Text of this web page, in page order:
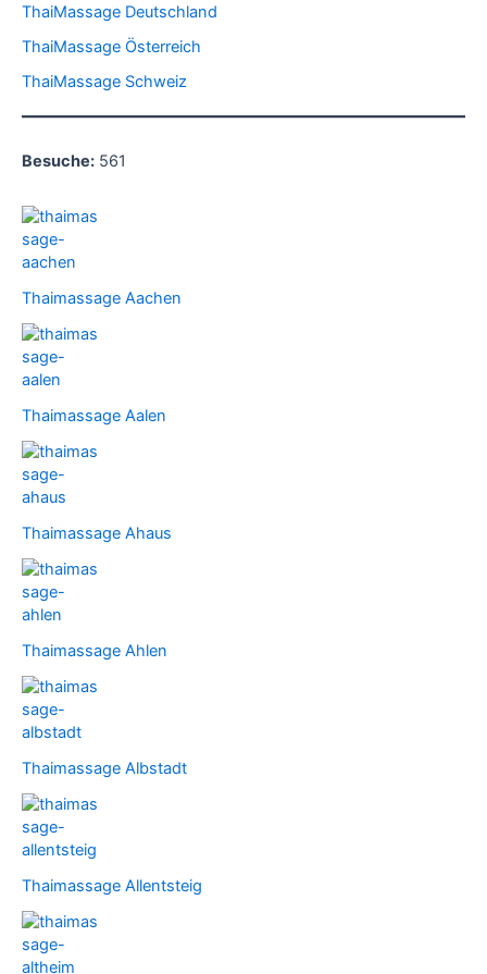
ThaiMassage Deutschland
ThaiMassage Österreich
ThaiMassage Schweiz
Besuche: 561
Thaimassage Aachen
Thaimassage Aalen
Thaimassage Ahaus
Thaimassage Ahlen
Thaimassage Albstadt
Thaimassage Allentsteig